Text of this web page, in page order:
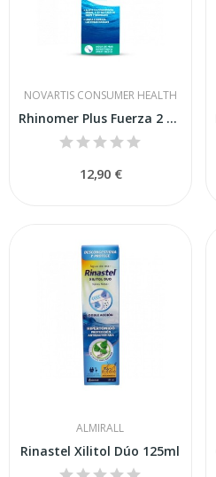
NOVARTIS CONSUMER HEALTH
Rhinomer Plus Fuerza 2 Formato Ahorro 200 Ml
12,90 €
ALMIRALL
Rinastel Xilitol Dúo 125ml